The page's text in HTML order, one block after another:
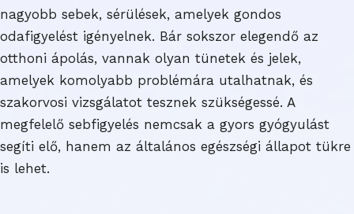
nagyobb sebek, sérülések, amelyek gondos
odafigyelést igényelnek. Bár sokszor elegendő az
otthoni ápolás, vannak olyan tünetek és jelek,
amelyek komolyabb problémára utalhatnak, és
szakorvosi vizsgálatot tesznek szükségessé. A
megfelelő sebfigyelés nemcsak a gyors gyógyulást
segíti elő, hanem az általános egészségi állapot tükre
is lehet.